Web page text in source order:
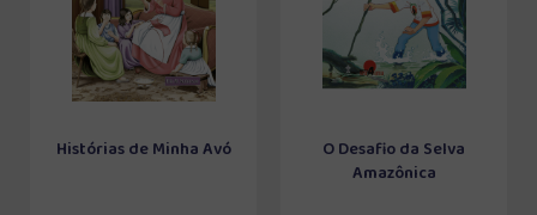
Histórias de Minha Avó
O Desafio da Selva
Amazônica